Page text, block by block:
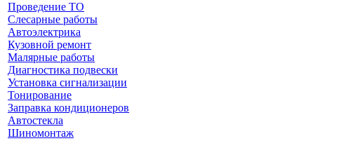
Проведение ТО
Слесарные работы
Автоэлектрика
Кузовной ремонт
Малярные работы
Диагностика подвески
Установка сигнализации
Тонирование
Заправка кондиционеров
Автостекла
Шиномонтаж